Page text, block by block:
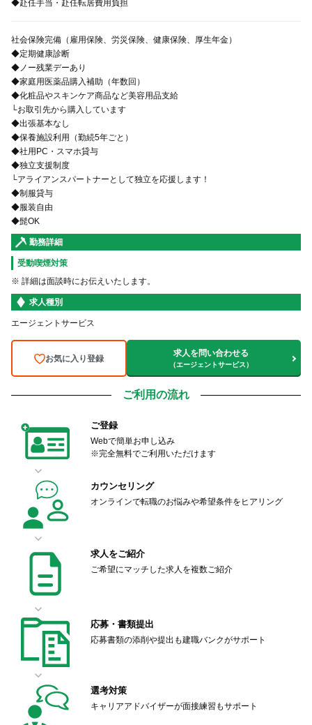
◆赴任手当・赴任転居費用負担
社会保険完備（雇用保険、労災保険、健康保険、厚生年金）
◆定期健康診断
◆ノー残業デーあり
◆家庭用医薬品購入補助（年数回）
◆化粧品やスキンケア商品など美容用品支給
└お取引先から購入しています
◆出張基本なし
◆保養施設利用（勤続5年ごと）
◆社用PC・スマホ貸与
◆独立支援制度
└アライアンスパートナーとして独立を応援します！
◆制服貸与
◆服装自由
◆髭OK
勤務詳細
受動喫煙対策
※ 詳細は面談時にお伝えいたします。
求人種別
エージェントサービス
お気に入り登録
求人を問い合わせる
（エージェントサービス）
ご利用の流れ
ご登録
Webで簡単お申し込み
※完全無料でご利用いただけます
カウンセリング
オンラインで転職のお悩みや希望条件をヒアリング
求人をご紹介
ご希望にマッチした求人を複数ご紹介
応募・書類提出
応募書類の添削や提出も建職バンクがサポート
選考対策
キャリアアドバイザーが面接練習もサポート